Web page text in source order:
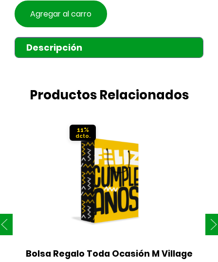
Agregar al carro
Descripción
Productos Relacionados
11%
Bolsa Regalo Toda Ocasión M Village